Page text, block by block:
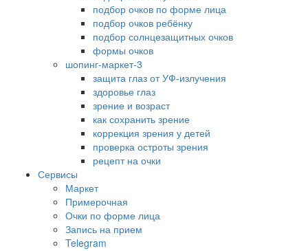
подбор очков по форме лица
подбор очков ребёнку
подбор солнцезащитных очков
формы очков
шопинг-маркет-3
защита глаз от УФ-излучения
здоровье глаз
зрение и возраст
как сохранить зрение
коррекция зрения у детей
проверка остроты зрения
рецепт на очки
Сервисы
Маркет
Примерочная
Очки по форме лица
Запись на прием
Telegram